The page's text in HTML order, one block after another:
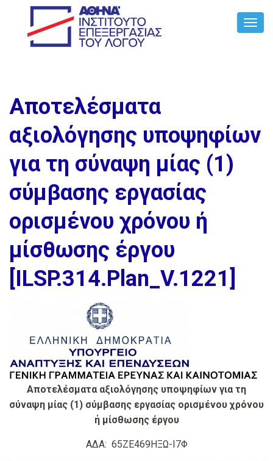
Αποτελέσματα
αξιολόγησης υποψηφίων
για τη σύναψη μίας (1)
σύμβασης εργασίας
ορισμένου χρόνου ή
μίσθωσης έργου
[ILSP.314.Plan_V.1221]
Αποτελέσματα αξιολόγησης υποψηφίων για τη
σύναψη μίας (1) σύμβασης εργασίας ορισμένου χρόνου
ή μίσθωσης έργου
ΑΔΑ: 65ΖΕ469ΗΞΩ-Ι7Φ